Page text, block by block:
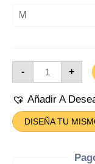
-
Camiseta
Puma
Pelos
Divertida
+
Añadir A
DISEÑA TU